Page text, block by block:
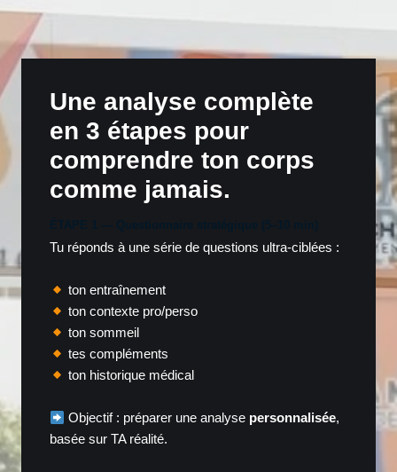
Une analyse complète
en 3 étapes pour
comprendre ton corps
comme jamais.
Tu réponds à une série de questions ultra-ciblées :
ton entraînement
ton contexte pro/perso
ton sommeil
tes compléments
ton historique médical
Objectif : préparer une analyse personnalisée,
basée sur TA réalité.